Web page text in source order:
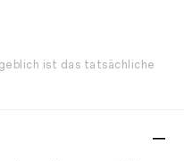
ist das tatsächliche